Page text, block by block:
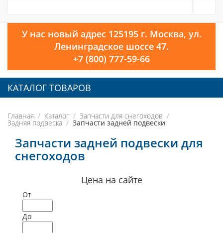
У нас новый адрес 125195 г. Москва, ул.
Ленинградское шоссе 47.
+7 (800) 777-59-66
КАТАЛОГ ТОВАРОВ
Главная Каталог Запчасти для снегоходов
Задняя подвеска Запчасти задней подвески
Запчасти задней подвески для
снегоходов
Цена на сайте
От
До